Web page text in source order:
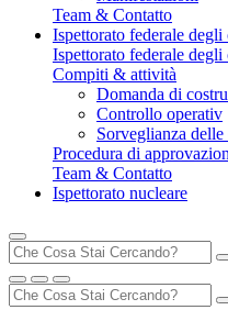
Team & Contatto
Ispettorato federale
Ispettorato federale
Compiti & attività
Domanda di
Controllo operativ
Sorveglianza
Procedura di
Team & Contatto
Ispettorato nucleare